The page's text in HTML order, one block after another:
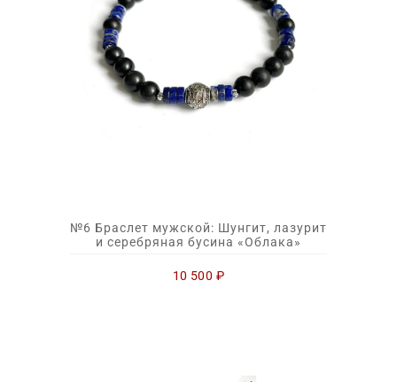
№6 Браслет мужской: Шунгит, лазурит
и серебряная бусина «Облака»
10 500 ₽